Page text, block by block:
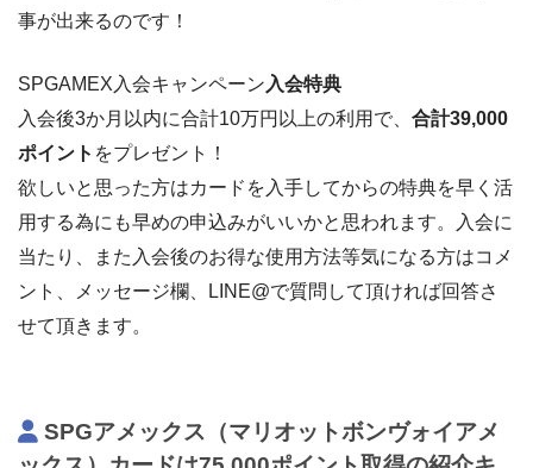
事が出来るのです！
SPGAMEX入会キャンペーン 入会特典
入会後3か月以内に合計10万円以上の利用で、 合計39,000
ポイント をプレゼント！
欲しいと思った方はカードを入手してからの特典を早く活
用する為にも早めの申込みがいいかと思われます。入会に
当たり、また入会後のお得な使用方法等気になる方はコメ
ント、メッセージ欄、LINE@で質問して頂ければ回答さ
せて頂きます。
SPGアメックス（マリオットボンヴォイアメ